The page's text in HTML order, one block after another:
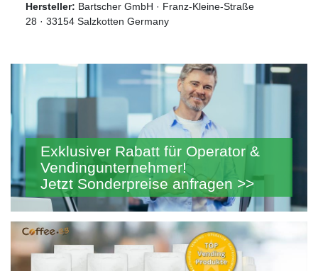
Hersteller: Bartscher GmbH · Franz-Kleine-Straße
28 · 33154 Salzkotten Germany
Exklusiver Rabatt für Operator &
Vendingunternehmer!
Jetzt Sonderpreise anfragen >>